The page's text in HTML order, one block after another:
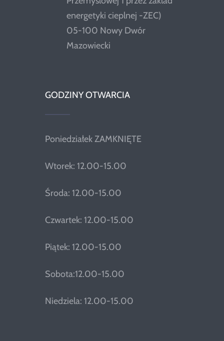
energetyki cieplnej -ZEC)
05-100 Nowy Dwór
Mazowiecki
GODZINY OTWARCIA
Poniedziałek ZAMKNIĘTE
Wtorek: 12.00-15.00
Środa: 12.00-15.00
Czwartek: 12.00-15.00
Piątek: 12.00-15.00
Sobota:12.00-15.00
Niedziela: 12.00-15.00